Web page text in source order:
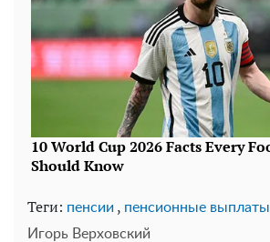
Теги: пенсии , пенсионные выплаты
Игорь Верховский